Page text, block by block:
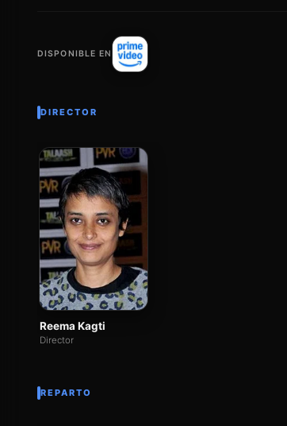
DISPONIBLE EN
DIRECTOR
Reema Kagti
Director
REPARTO